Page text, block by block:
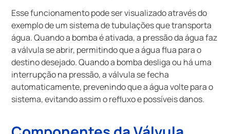
Esse funcionamento pode ser visualizado através do
exemplo de um sistema de tubulações que transporta
água. Quando a bomba é ativada, a pressão da água faz
a válvula se abrir, permitindo que a água flua para o
destino desejado. Quando a bomba desliga ou há uma
interrupção na pressão, a válvula se fecha
automaticamente, prevenindo que a água volte para o
sistema, evitando assim o refluxo e possíveis danos.